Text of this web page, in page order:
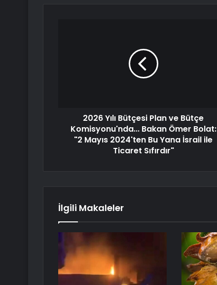
2026 Yılı Bütçesi Plan ve Bütçe
Komisyonu'nda... Bakan Ömer Bolat:
"2 Mayıs 2024'ten Bu Yana İsrail ile
Ticaret Sıfırdır"
İlgili Makaleler